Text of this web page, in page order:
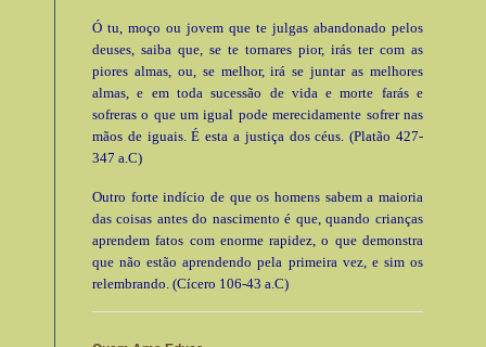
Ó tu, moço ou jovem que te julgas abandonado pelos
deuses, saiba que, se te tornares pior, irás ter com as
piores almas, ou, se melhor, irá se juntar as melhores
almas, e em toda sucessão de vida e morte farás e
sofreras o que um igual pode merecidamente sofrer nas
mãos de iguais. É esta a justiça dos céus. (Platão 427-
347 a.C)
Outro forte indício de que os homens sabem a maioria
das coisas antes do nascimento é que, quando crianças
aprendem fatos com enorme rapidez, o que demonstra
que não estão aprendendo pela primeira vez, e sim os
relembrando. (Cícero 106-43 a.C)